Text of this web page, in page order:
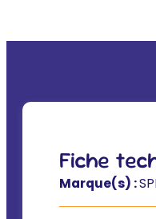
Fiche
Marque(s) :